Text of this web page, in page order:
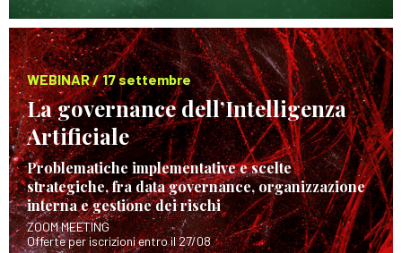
WEBINAR / 17 settembre
La governance dell’Intelligenza
Artificiale
Problematiche implementative e scelte
strategiche, fra data governance, organizzazione
interna e gestione dei rischi
ZOOM MEETING
Offerte per iscrizioni entro il 27/08